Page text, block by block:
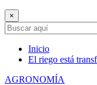
×
Inicio
El riego está
AGRONOMÍA